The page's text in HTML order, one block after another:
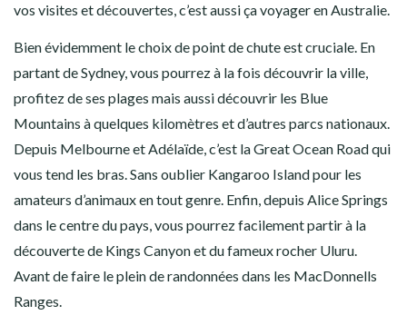
vos visites et découvertes, c’est aussi ça voyager en Australie.
Bien évidemment le choix de point de chute est cruciale. En
partant de Sydney, vous pourrez à la fois découvrir la ville,
profitez de ses plages mais aussi découvrir les Blue
Mountains à quelques kilomètres et d’autres parcs nationaux.
Depuis Melbourne et Adélaïde, c’est la Great Ocean Road qui
vous tend les bras. Sans oublier Kangaroo Island pour les
amateurs d’animaux en tout genre. Enfin, depuis Alice Springs
dans le centre du pays, vous pourrez facilement partir à la
découverte de Kings Canyon et du fameux rocher Uluru.
Avant de faire le plein de randonnées dans les MacDonnells
Ranges.